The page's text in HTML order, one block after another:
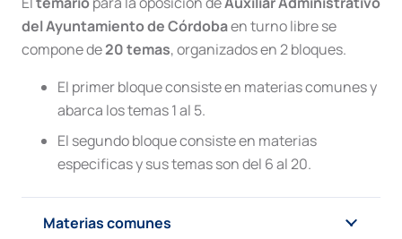
del Ayuntamiento de Córdobaen turno libre se
compone de20 temas, organizados en 2 bloques.
El primer bloque consiste en materias comunes y
abarca los temas 1 al 5.
El segundo bloque consiste en materias
especificas y sus temas son del 6 al 20.
Materias comunes